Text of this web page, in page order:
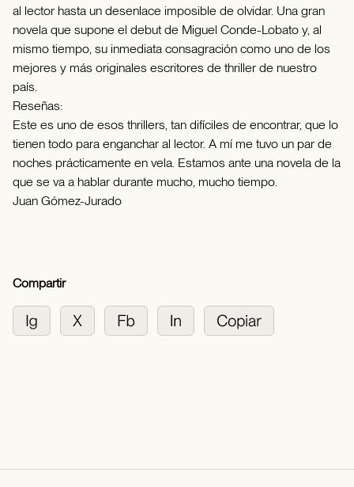
al lector hasta un desenlace imposible de olvidar. Una gran
novela que supone el debut de Miguel Conde-Lobato y, al
mismo tiempo, su inmediata consagración como uno de los
mejores y más originales escritores de thriller de nuestro
país.
Reseñas:
Este es uno de esos thrillers, tan difíciles de encontrar, que lo
tienen todo para enganchar al lector. A mí me tuvo un par de
noches prácticamente en vela. Estamos ante una novela de la
que se va a hablar durante mucho, mucho tiempo.
Juan Gómez-Jurado
Compartir